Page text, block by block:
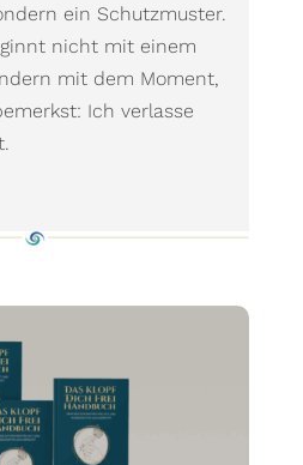
ein Schutzmuster.
nicht mit einem
mit dem Moment,
Ich verlasse